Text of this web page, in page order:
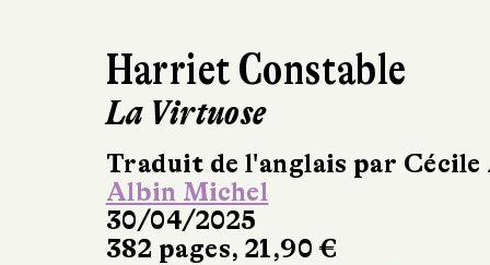
Harriet Constable
La Virtuose
Traduit de l'anglais par
Albin Michel
30/04/2025
382 pages, 21,90 €